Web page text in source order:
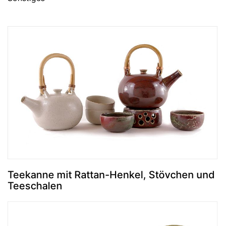
Teekanne mit Rattan-Henkel, Stövchen und
Teeschalen